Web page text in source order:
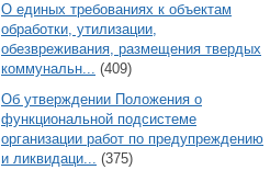
О единых требованиях к объектам
обработки, утилизации,
обезвреживания, размещения твердых
коммунальн... (409)
Об утверждении Положения о
функциональной подсистеме
организации работ по предупреждению
и ликвидаци... (375)